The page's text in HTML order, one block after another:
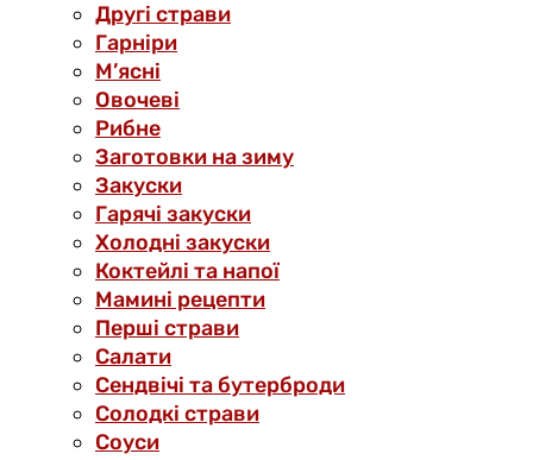
Другі страви
Гарніри
М’ясні
Овочеві
Рибне
Заготовки на зиму
Закуски
Гарячі закуски
Холодні закуски
Коктейлі та напої
Мамині рецепти
Перші страви
Салати
Сендвічі та бутерброди
Солодкі страви
Соуси